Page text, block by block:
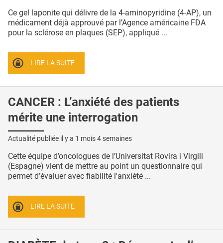
Ce gel laponite qui délivre de la 4-aminopyridine (4-AP), un
médicament déjà approuvé par l’Agence américaine FDA
pour la sclérose en plaques (SEP), appliqué ...
LIRE LA SUITE
CANCER : L’anxiété des patients
mérite une interrogation
Actualité publiée il y a 1 mois 4 semaines
Cette équipe d’oncologues de l’Universitat Rovira i Virgili
(Espagne) vient de mettre au point un questionnaire qui
permet d’évaluer avec fiabilité l'anxiété ...
LIRE LA SUITE